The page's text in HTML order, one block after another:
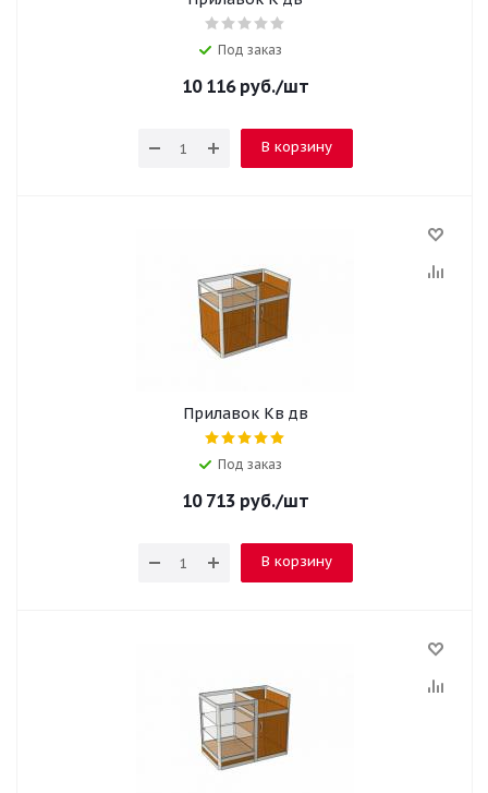
Под заказ
10 116руб./шт
В корзину
Прилавок Кв дв
Под заказ
10 713руб./шт
В корзину